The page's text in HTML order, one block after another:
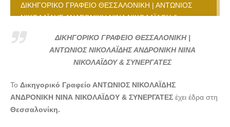
ΔΙΚΗΓΟΡΙΚΟ ΓΡΑΦΕΙΟ ΘΕΣΣΑΛΟΝΙΚΗ | ΑΝΤΩΝΙΟΣ
ΝΙΚΟΛΑΪΔΗΣ ΑΝΔΡΟΝΙΚΗ ΝΙΝΑ ΝΙΚΟΛΑΪΔΟΥ &
ΣΥΝΕΡΓΑΤΕΣ --- lawyers4u.gr
ΔΙΚΗΓΟΡΙΚΟ ΓΡΑΦΕΙΟ ΘΕΣΣΑΛΟΝΙΚΗ | ΑΝΤΩΝΙΟΣ
ΝΙΚΟΛΑΪΔΗΣ ΑΝΔΡΟΝΙΚΗ ΝΙΝΑ ΝΙΚΟΛΑΪΔΟΥ &
ΔΙΚΗΓΟΡΙΚΟ ΓΡΑΦΕΙΟ ΘΕΣΣΑΛΟΝΙΚΗ | ΑΝΤΩΝΙΟΣ
ΝΙΚΟΛΑΪΔΗΣ ΑΝΔΡΟΝΙΚΗ ΝΙΝΑ ΝΙΚΟΛΑΪΔΟΥ &
ΣΥΝΕΡΓΑΤΕΣ --- lawyers4u.gr
ΔΙΚΗΓΟΡΙΚΟ ΓΡΑΦΕΙΟ ΘΕΣΣΑΛΟΝΙΚΗ |
ΑΝΤΩΝΙΟΣ ΝΙΚΟΛΑΪΔΗΣ ΑΝΔΡΟΝΙΚΗ ΝΙΝΑ
ΝΙΚΟΛΑΪΔΟΥ & ΣΥΝΕΡΓΑΤΕΣ
Το Δικηγορικό Γραφείο ΑΝΤΩΝΙΟΣ ΝΙΚΟΛΑΪΔΗΣ
ΑΝΔΡΟΝΙΚΗ ΝΙΝΑ ΝΙΚΟΛΑΪΔΟΥ & ΣΥΝΕΡΓΑΤΕΣ έχει έδρα στη
Θεσσαλονίκη.